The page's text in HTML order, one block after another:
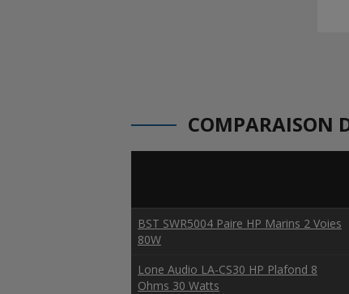
COMPARAISON
BST SWR5004 Paire HP Marins 2 Voies
80W
Lone Audio LA-CS30 HP Plafond 8
Ohms 30 Watts